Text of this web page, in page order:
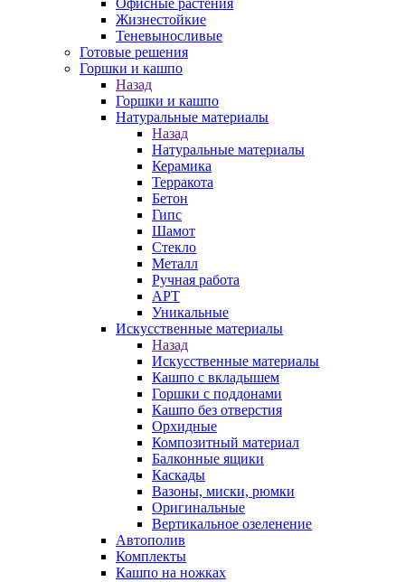
Жизнестойкие
Теневыносливые
Готовые решения
Горшки и кашпо
Назад
Горшки и кашпо
Натуральные материалы
Назад
Натуральные материалы
Керамика
Терракота
Бетон
Гипс
Шамот
Стекло
Металл
Ручная работа
АРТ
Уникальные
Искусственные материалы
Назад
Искусственные материалы
Кашпо с вкладышем
Горшки с поддонами
Кашпо без отверстия
Орхидные
Композитный материал
Балконные ящики
Каскады
Вазоны, миски, рюмки
Оригинальные
Вертикальное озеленение
Автополив
Комплекты
Кашпо на ножках